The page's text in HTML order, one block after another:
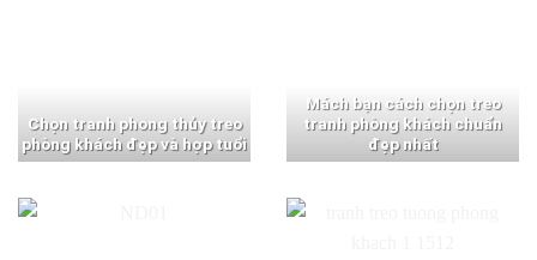
Chọn tranh phong thủy treo
phòng khách đẹp và hợp tuổi
Mách bạn cách chọn treo
tranh phòng khách chuẩn
đẹp nhất